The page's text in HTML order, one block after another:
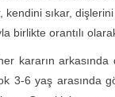
sıkar,
birlikte orantılı
kararın
3-6 yaş arasında